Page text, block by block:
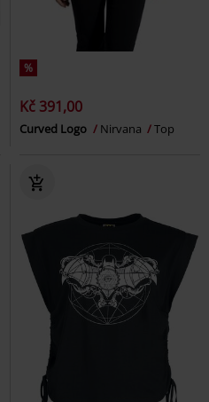
%
Kč 391,00
Curved Logo Nirvana Top